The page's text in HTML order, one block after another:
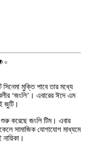
০
মুক্তি পাবে তার মধ্যে
‘জংলি’। এবারের ঈদে এম
জুটি।
করেছে জংলি টিম। এবার
সামাজিক যোগাযোগ মাধ্যমে